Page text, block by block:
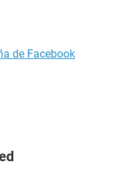
de Facebook